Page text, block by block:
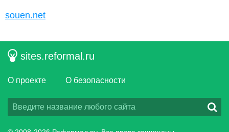
souen.net
sites.reformal.ru
О проекте О безопасности